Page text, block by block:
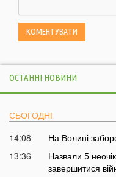
ОСТАННІ НОВИНИ
СЬОГОДНІ
14:08
На Волині
13:36
Назвали 5
завершитися